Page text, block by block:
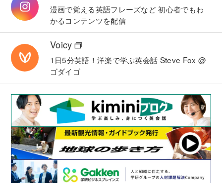
漫画で覚える英語フレーズなど初心者でもわ
かるコンテンツを配信
Voicy
1日5分英語！洋楽で学ぶ英会話 Steve Fox @
ゴダイゴ